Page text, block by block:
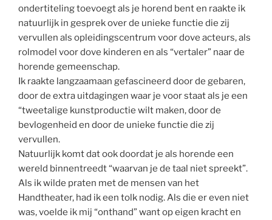
ondertiteling toevoegt als je horend bent en raakte ik
natuurlijk in gesprek over de unieke functie die zij
vervullen als opleidingscentrum voor dove acteurs, als
rolmodel voor dove kinderen en als “vertaler” naar de
horende gemeenschap.
Ik raakte langzaamaan gefascineerd door de gebaren,
door de extra uitdagingen waar je voor staat als je een
“tweetalige kunstproductie wilt maken, door de
bevlogenheid en door de unieke functie die zij
vervullen.
Natuurlijk komt dat ook doordat je als horende een
wereld binnentreedt “waarvan je de taal niet spreekt”.
Als ik wilde praten met de mensen van het
Handtheater, had ik een tolk nodig. Als die er even niet
was, voelde ik mij “onthand” want op eigen kracht en